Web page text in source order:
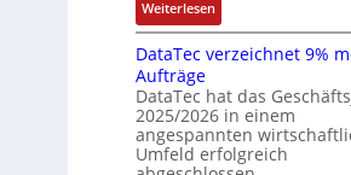
l
l
i
k
e
i
t
ep
e
a
E
t
h
e
s
t
r
t
e
g
e
r
t
I
n
d
u
Weiterlesen:
M
o
u
l
a
r
DataTec verzeichnet 9%
Aufträge
DataTec hat das
2025/2026 in einem
angespannten
Umfeld erfolgreich